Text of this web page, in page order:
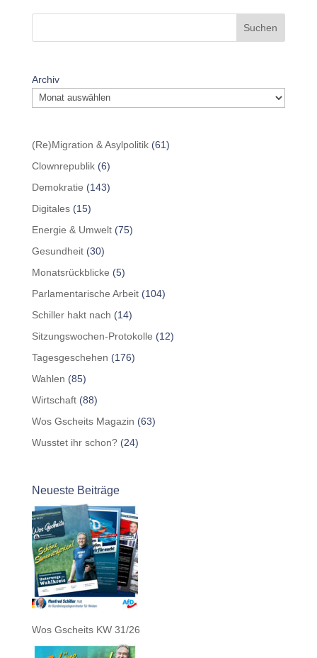
Suchen
Archiv
(Re)Migration & Asylpolitik(61)
Clownrepublik(6)
Demokratie (143)
Digitales(15)
Energie & Umwelt(75)
Gesundheit(30)
Monatsrückblicke (5)
Parlamentarische Arbeit(104)
Schiller hakt nach (14)
Sitzungswochen-Protokolle (12)
Tagesgeschehen (176)
Wahlen (85)
Wirtschaft(88)
Wos Gscheits Magazin (63)
Wusstet ihr schon?(24)
Neueste Beiträge
Wos Gscheits KW 31/26